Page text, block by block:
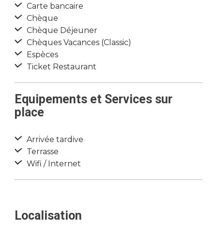
Carte bancaire
Chèque
Chèque Déjeuner
Chèques Vacances (Classic)
Espèces
Ticket Restaurant
Equipements et Services sur
place
Arrivée tardive
Terrasse
Wifi / Internet
Localisation